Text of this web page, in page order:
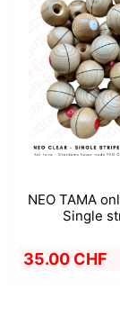
NEO TAMA
Single
35.00 CHF